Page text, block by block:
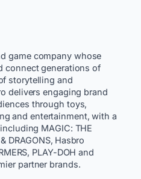
game company whose
connect generations of
storytelling and
delivers engaging brand
through toys,
and entertainment, with a
MAGIC: THE
DRAGONS, Hasbro
PLAY-DOH and
partner brands.